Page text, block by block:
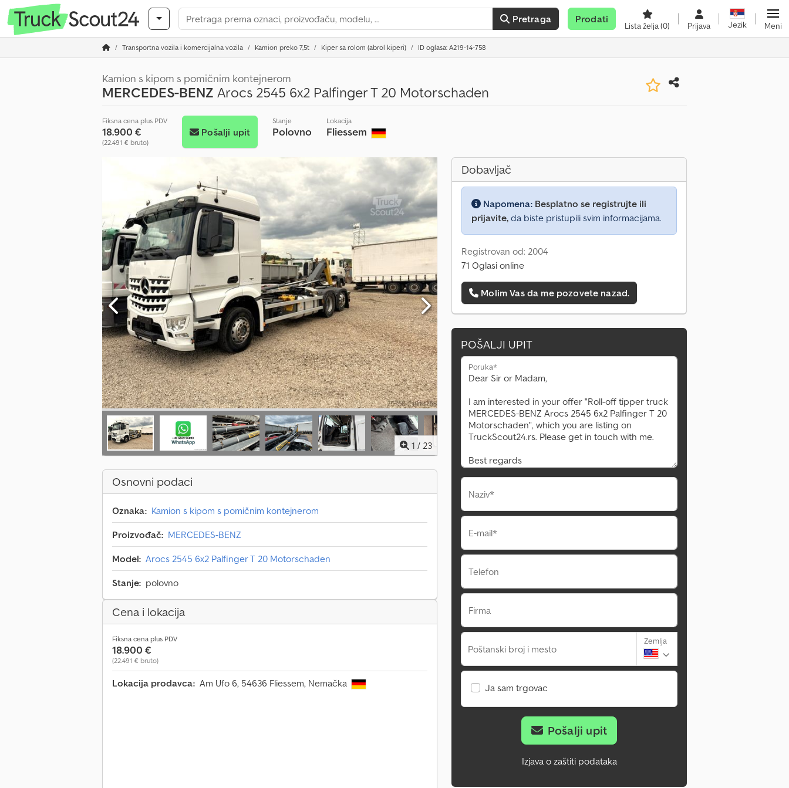
Pretraga Prodati
Lista želja(0) Prijava Jezik Meni
Transportna vozila i komercijalna vozila Kamion preko 7,5t Kiper sa rolom (abrol kiperi) ID oglasa: A219-14-758
Kamion s kipom s pomičnim kontejnerom
MERCEDES-BENZ Arocs 2545 6x2 Palfinger T 20 Motorschaden
Fiksna cena plus PDV
18.900 €
(22.491 € bruto)
Pošalji upit
Stanje
Polovno
Lokacija
Fliessem
1 / 23
Osnovni podaci
Oznaka: Kamion s kipom s pomičnim kontejnerom
Proizvođač: MERCEDES-BENZ
Model: Arocs 2545 6x2 Palfinger T 20 Motorschaden
Stanje: polovno
Cena i lokacija
Fiksna cena plus PDV
18.900 €
(22.491 € bruto)
Lokacija prodavca: Am Ufo 6, 54636 Fliessem, Nemačka
Dobavljač
Napomena: Besplatno se registrujte ili
prijavite, da biste pristupili svim informacijama.
Registrovan od: 2004
71 Oglasi online
Molim Vas da me pozovete nazad.
POŠALJI UPIT
Poruka*
Naziv*
E-mail*
Telefon
Firma
Poštanski broj i mesto
Zemlja
Ja sam trgovac
Pošalji upit
Izjava o zaštiti podataka